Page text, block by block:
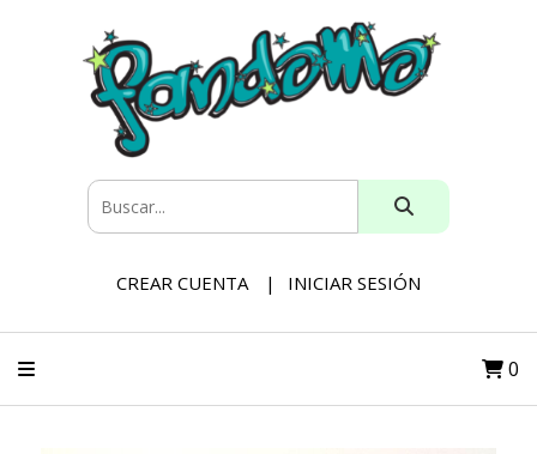
CREAR CUENTA INICIAR SESIÓN
0